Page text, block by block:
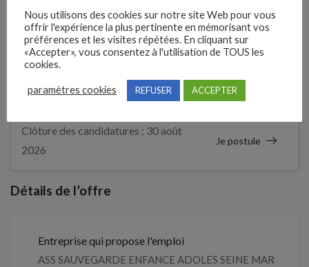
Expérience demandée
6 Mois - Minimum dans le métier
3 mois
Clôture des candidatures : 30 août
2026
Je postule
Détails de l’offre
Entreprise qui propose l'emploi
ASS SAUVEGARDE ENFANCE ADOLES SEINE MAR
Nous utilisons des cookies sur notre site Web pour vous
offrir l'expérience la plus pertinente en mémorisant vos
préférences et les visites répétées. En cliquant sur
«Accepter», vous consentez à l'utilisation de TOUS les
cookies.
paramètres cookies REFUSER ACCEPTER